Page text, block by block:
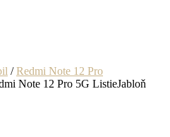
/Redmi Note 12 Pro
Note 12 Pro 5G ListieJabloň